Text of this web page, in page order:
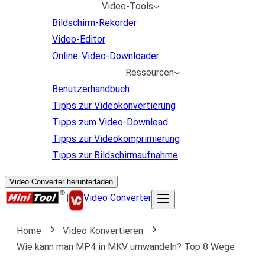
Video-Tools
Bildschirm-Rekorder
Video-Editor
Online-Video-Downloader
Ressourcen
Benutzerhandbuch
Tipps zur Videokonvertierung
Tipps zum Video-Download
Tipps zur Videokomprimierung
Tipps zur Bildschirmaufnahme
Video Converter herunterladen
| Video Converter
Home
Video Konvertieren
Wie kann man MP4 in MKV umwandeln? Top 8 Wege